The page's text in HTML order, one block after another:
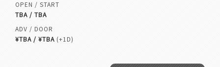
OPEN / START
TBA / TBA
ADV / DOOR
¥TBA / ¥TBA (+1D)